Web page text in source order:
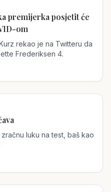
premijerka posjetit će
om
rekao je na Twitteru da
Frederiksen 4.
luku na test, baš kao